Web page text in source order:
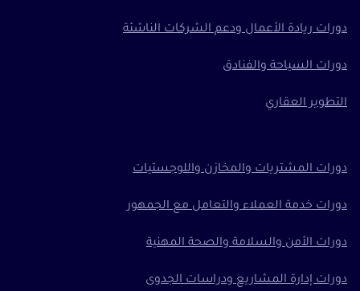
دورات ريادة الأعمال ودعم الشركات الناشئة
دورات السياحة والفنادق
التطوير العقاري
دورات المشتريات والمخازن واللوجستيات
دورات خدمة العملاء والتعامل مع الجمهور
دورات الأمن والسلامة والصحة المهنية
دورات إدارة المشاريع ودراسات الجدوى